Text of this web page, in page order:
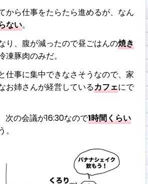
から仕事をたらたら進めるが、なん
ない。
り、腹が減ったので昼ごはんの焼き
凍豚肉のみだ。
仕事に集中できなさそうなので、家
お姉さんが経営しているカフェにで
次の会議が16:30なので1時間くらい